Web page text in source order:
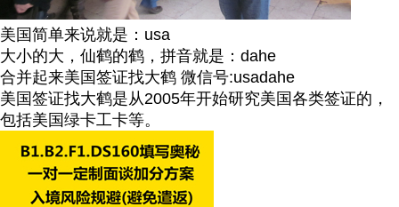
美国简单来说就是：usa
大小的大，仙鹤的鹤，拼音就是：dahe
合并起来美国签证找大鹤 微信号:usadahe
美国签证找大鹤是从2005年开始研究美国各类签证的，
包括美国绿卡工卡等。